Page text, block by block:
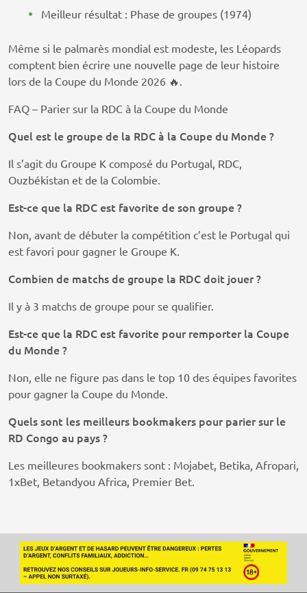
Meilleur résultat : Phase de groupes (1974)
Même si le palmarès mondial est modeste, les Léopards
comptent bien écrire une nouvelle page de leur histoire
lors de la Coupe du Monde 2026 🔥.
FAQ – Parier sur la RDC à la Coupe du Monde
Quel est le groupe de la RDC à la Coupe du Monde ?
Il s’agit du Groupe K composé du Portugal, RDC,
Ouzbékistan et de la Colombie.
Est-ce que la RDC est favorite de son groupe ?
Non, avant de débuter la compétition c’est le Portugal qui
est favori pour gagner le Groupe K.
Combien de matchs de groupe la RDC doit jouer ?
Il y à 3 matchs de groupe pour se qualifier.
Est-ce que la RDC est favorite pour remporter la Coupe
du Monde ?
Non, elle ne figure pas dans le top 10 des équipes favorites
pour gagner la Coupe du Monde.
Quels sont les meilleurs bookmakers pour parier sur le
RD Congo au pays ?
Les meilleures bookmakers sont : Mojabet, Betika, Afropari,
1xBet, Betandyou Africa, Premier Bet.